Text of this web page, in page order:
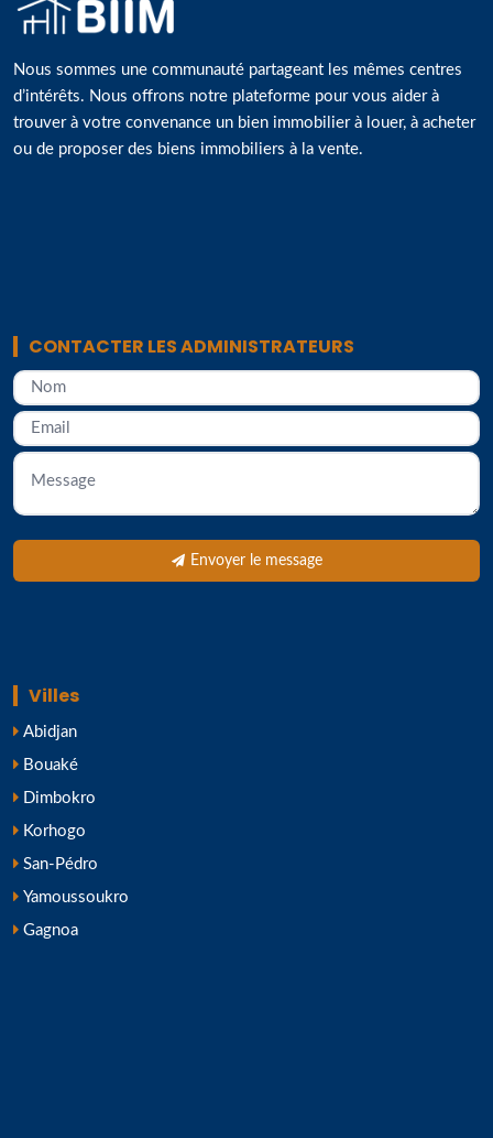
Nous sommes une communauté partageant les mêmes centres
d’intérêts. Nous offrons notre plateforme pour vous aider à
trouver à votre convenance un bien immobilier à louer, à acheter
ou de proposer des biens immobiliers à la vente.
CONTACTER LES ADMINISTRATEURS
Envoyer le message
Villes
Abidjan
Bouaké
Dimbokro
Korhogo
San-Pédro
Yamoussoukro
Gagnoa